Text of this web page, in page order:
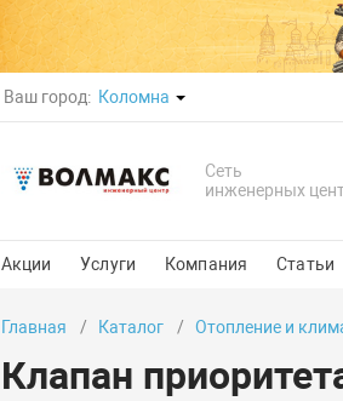
Ваш город: Коломна
Сеть
инженерных
Акции Услуги Компания Статьи
Главная Каталог Отопление и
Клапан